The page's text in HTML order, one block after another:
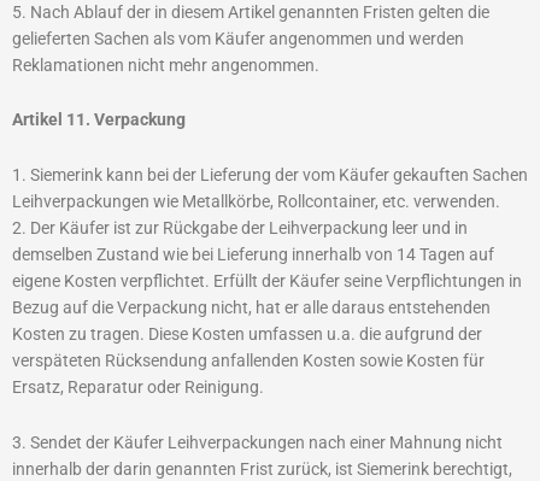
5. Nach Ablauf der in diesem Artikel genannten Fristen gelten die
gelieferten Sachen als vom Käufer angenommen und werden
Reklamationen nicht mehr angenommen.
Artikel 11. Verpackung
1. Siemerink kann bei der Lieferung der vom Käufer gekauften Sachen
Leihverpackungen wie Metallkörbe, Rollcontainer, etc. verwenden.
2. Der Käufer ist zur Rückgabe der Leihverpackung leer und in
demselben Zustand wie bei Lieferung innerhalb von 14 Tagen auf
eigene Kosten verpflichtet. Erfüllt der Käufer seine Verpflichtungen in
Bezug auf die Verpackung nicht, hat er alle daraus entstehenden
Kosten zu tragen. Diese Kosten umfassen u.a. die aufgrund der
verspäteten Rücksendung anfallenden Kosten sowie Kosten für
Ersatz, Reparatur oder Reinigung.
3. Sendet der Käufer Leihverpackungen nach einer Mahnung nicht
innerhalb der darin genannten Frist zurück, ist Siemerink berechtigt,